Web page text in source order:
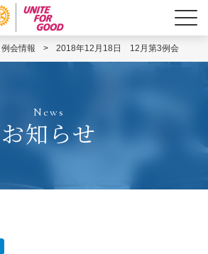
例会情報 > 2018年12月18日 12月第3例会
News
お知らせ